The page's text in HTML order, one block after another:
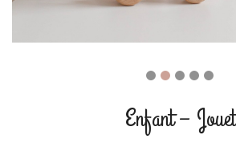
Enfant – Jouet